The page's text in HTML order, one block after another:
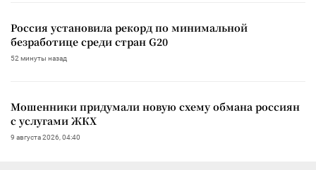
Россия установила рекорд по минимальной
безработице среди стран G20
52 минуты назад
Мошенники придумали новую схему обмана россиян
с услугами ЖКХ
9 августа 2026, 04:40